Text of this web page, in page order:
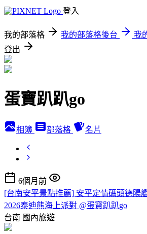
登入
我的部落格 我的部落格後台
我
登出
蛋寶趴趴go
相簿 部落格 名片
6個月前
[台南安平景點推薦] 安平定情碼頭德陽
2026泰迪熊海上派對 @蛋寶趴趴go
台南 國內旅遊